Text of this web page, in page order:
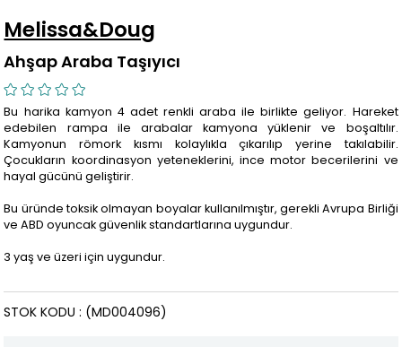
Melissa&Doug
Ahşap Araba Taşıyıcı
Bu harika kamyon 4 adet renkli araba ile birlikte geliyor. Hareket
edebilen rampa ile arabalar kamyona yüklenir ve boşaltılır.
Kamyonun römork kısmı kolaylıkla çıkarılıp yerine takılabilir.
Çocukların koordinasyon yeteneklerini, ince motor becerilerini ve
hayal gücünü geliştirir.
Bu üründe toksik olmayan boyalar kullanılmıştır, gerekli Avrupa Birliği
ve ABD oyuncak güvenlik standartlarına uygundur.
3 yaş ve üzeri için uygundur.
(MD004096)
STOK KODU